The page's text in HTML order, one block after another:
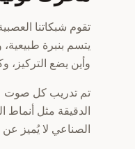
تقوم شبكاتنا
يتسم بنبرة
وأين يضع التركيز،
تم تدريب كل صوت
الدقيقة مثل أنماط
الصناعي لا يُميز